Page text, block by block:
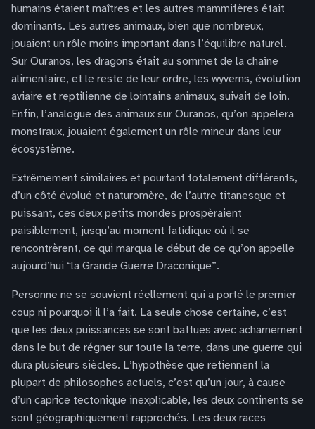
humains étaient maîtres et les autres mammifères était
dominants. Les autres animaux, bien que nombreux,
jouaient un rôle moins important dans l’équilibre naturel.
Sur Ouranos, les dragons était au sommet de la chaîne
alimentaire, et le reste de leur ordre, les wyverns, évolution
aviaire et reptilienne de lointains animaux, suivait de loin.
Enfin, l’analogue des animaux sur Ouranos, qu’on appelera
monstraux, jouaient également un rôle mineur dans leur
écosystème.
Extrêmement similaires et pourtant totalement différents,
d’un côté évolué et naturomère, de l’autre titanesque et
puissant, ces deux petits mondes prospèraient
paisiblement, jusqu’au moment fatidique où il se
rencontrèrent, ce qui marqua le début de ce qu’on appelle
aujourd’hui “la Grande Guerre Draconique”.
Personne ne se souvient réellement qui a porté le premier
coup ni pourquoi il l’a fait. La seule chose certaine, c’est
que les deux puissances se sont battues avec acharnement
dans le but de régner sur toute la terre, dans une guerre qui
dura plusieurs siècles. L’hypothèse que retiennent la
plupart de philosophes actuels, c’est qu’un jour, à cause
d’un caprice tectonique inexplicable, les deux continents se
sont géographiquement rapprochés. Les deux races